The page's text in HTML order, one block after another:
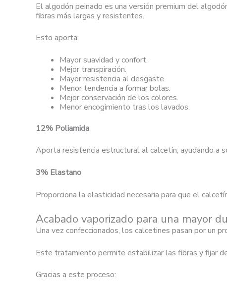
El algodón peinado es una versión premium del
fibras más largas y resistentes.
Esto aporta:
Mayor suavidad y confort.
Mejor transpiración.
Mayor resistencia al desgaste.
Menor tendencia a formar bolas.
Mejor conservación de los colores.
Menor encogimiento tras los lavados.
12% Poliamida
Aporta resistencia estructural al calcetín, ayudando a
3% Elastano
Proporciona la elasticidad necesaria para que el
Acabado vaporizado para una mayor
Una vez confeccionados, los calcetines pasan por un
Este tratamiento permite estabilizar las fibras y fijar
Gracias a este proceso: